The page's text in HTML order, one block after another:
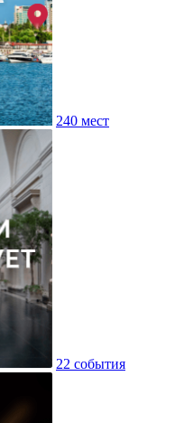
240 мест
22 события